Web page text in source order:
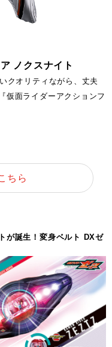
ノクスナイト
クオリティながら、丈夫
仮面ライダーアクションフ
ちら
が誕生！変身ベルト DXゼ